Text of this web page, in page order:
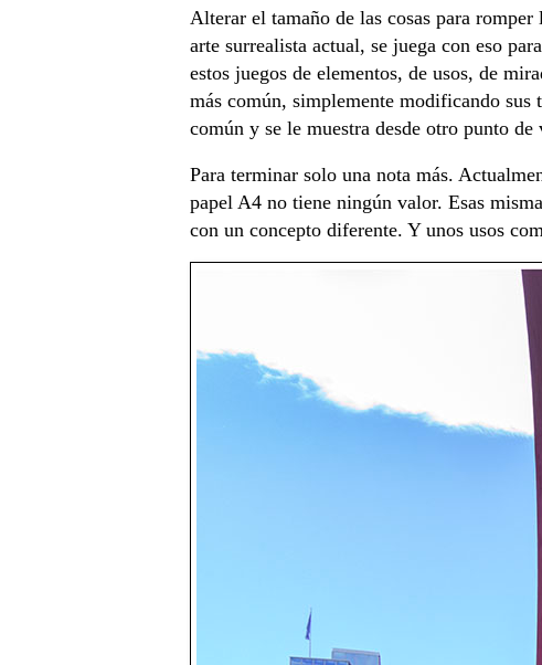
Alterar el tamaño de las cosas para
arte surrealista actual, se juega con eso
estos juegos de elementos, de usos, de
más común, simplemente modificando sus
común y se le muestra desde otro punto de
Para terminar solo una nota más.
papel A4 no tiene ningún valor. Esas
con un concepto diferente. Y unos usos